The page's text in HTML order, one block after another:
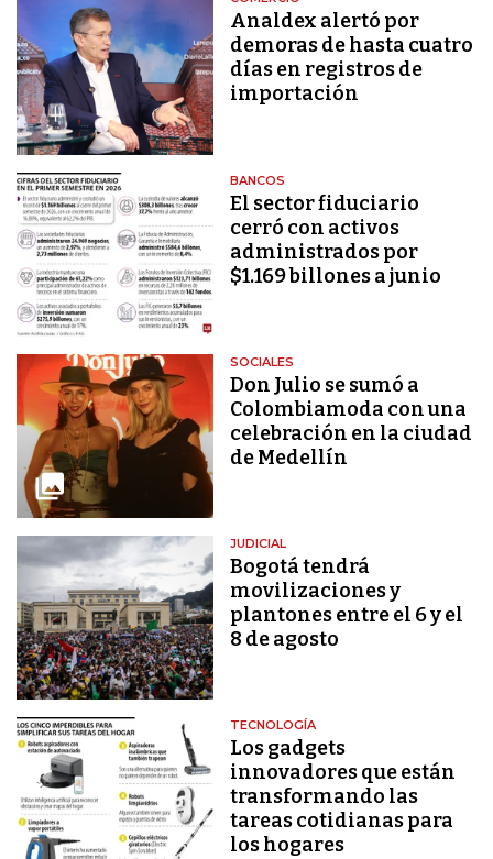
Analdex alertó por
demoras de hasta cuatro
días en registros de
importación
BANCOS
El sector fiduciario
cerró con activos
administrados por
$1.169 billones a junio
SOCIALES
Don Julio se sumó a
Colombiamoda con una
celebración en la ciudad
de Medellín
JUDICIAL
Bogotá tendrá
movilizaciones y
plantones entre el 6 y el
8 de agosto
TECNOLOGÍA
Los gadgets
innovadores que están
transformando las
tareas cotidianas para
los hogares